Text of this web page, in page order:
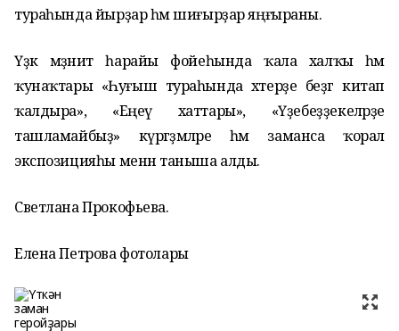
тураһында йырҙар һәм шиғырҙар яңғыраны.
Үҙәк мәҙәнит һарайы фойеһында ҡала халҡы һәм
ҡунаҡтары «Һуғыш тураһында хәтерҙе беҙгә китап
ҡалдыра», «Еңеү хаттары», «Үҙебеҙҙекеләрҙе
ташламайбыҙ» күргәҙмәләре һәм заманса ҡорал
экспозицияһы менән таныша алды.
Светлана Прокофьева.
Елена Петрова фотолары